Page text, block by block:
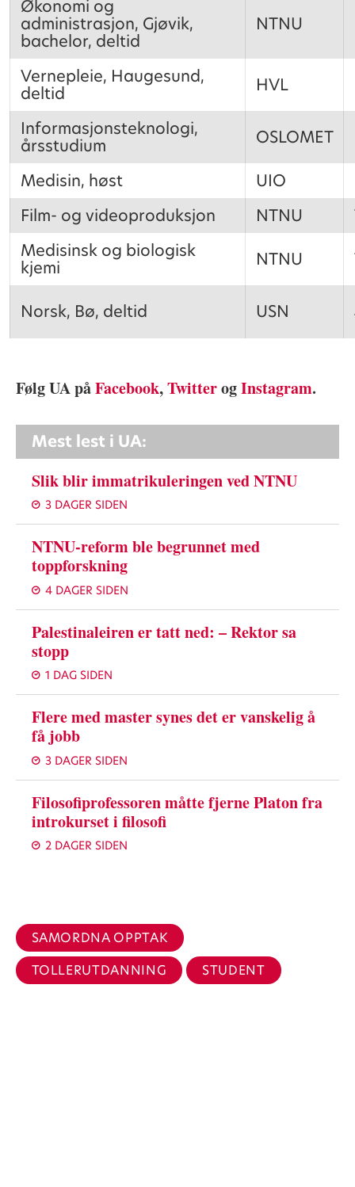
Økonomi og
administrasjon, Gjøvik,
bachelor, deltid
NTNU
Vernepleie, Haugesund,
deltid HVL
Informasjonsteknologi,
årsstudium OSLOMET
Medisin, høst
UIO
Film- og videoproduksjon
NTNU
Medisinsk og biologisk
kjemi NTNU
Norsk, Bø, deltid USN
Følg UA påFacebook,TwitterogInstagram.
Mest lest i UA:
Slik blir immatrikuleringen ved NTNU
3 DAGER SIDEN
NTNU-reform ble begrunnet med
toppforskning
4 DAGER SIDEN
Palestinaleiren er tatt ned: – Rektor sa
stopp
1 DAG SIDEN
Flere med master synes det er vanskelig å
få jobb
3 DAGER SIDEN
Filosofiprofessoren måtte fjerne Platon fra
introkurset i filosofi
2 DAGER SIDEN
SAMORDNA OPPTAK
TOLLERUTDANNING
STUDENT